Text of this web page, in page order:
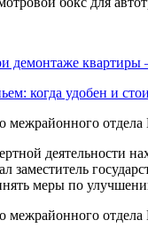
демонтаже
когда удобен и
деятельности
заместитель
меры по